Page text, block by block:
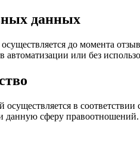
данных
до момента
или без
осуществляется в
данную сферу правоотношений.